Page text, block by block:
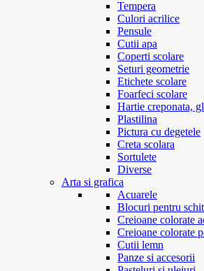
Tempera
Culori acrilice
Pensule
Cutii apa
Coperti scolare
Seturi geometrie
Etichete scolare
Foarfeci scolare
Hartie creponata,
Plastilina
Pictura cu degetele
Creta scolara
Sortulete
Diverse
Arta si grafica
Acuarele
Blocuri pentru
Creioane colorate
Creioane colorate
Cutii lemn
Panze si accesorii